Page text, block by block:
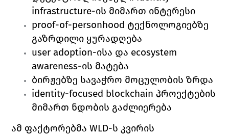
infrastructure-ის მიმართ ინტერესი
proof-of-personhood ტექნოლოგიებზე
გაზრდილი ყურადღება
user adoption-ისა და ecosystem
awareness-ის მატება
ბირჟებზე სავაჭრო მოცულობის ზრდა
identity-focused blockchain პროექტების
მიმართ ნდობის გაძლიერება
ამ ფაქტორებმა WLD-ს კვირის